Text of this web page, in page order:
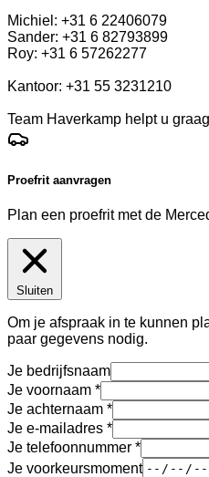
Michiel: +31 6 22406079
Sander: +31 6 82793899
Roy: +31 6 57262277
Kantoor: +31 55 3231210
Team Haverkamp helpt u
Proefrit aanvragen
Plan een proefrit met de
Sluiten
Om je afspraak in te kunnen
paar gegevens nodig.
Je bedrijfsnaam
Je voornaam
Je achternaam
Je e-mailadres
Je telefoonnummer
Je voorkeursmoment